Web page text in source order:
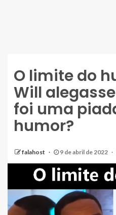
O limite do
Will
foi uma
humor?
falahost 9 de abril de 2022